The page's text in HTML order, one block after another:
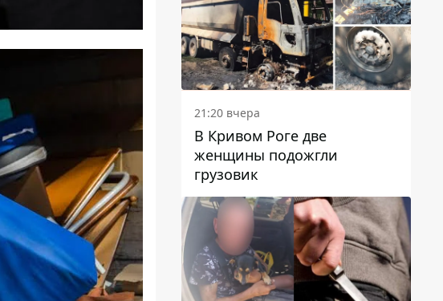
21:20 вчера
В Кривом Роге две
женщины подожгли
грузовик